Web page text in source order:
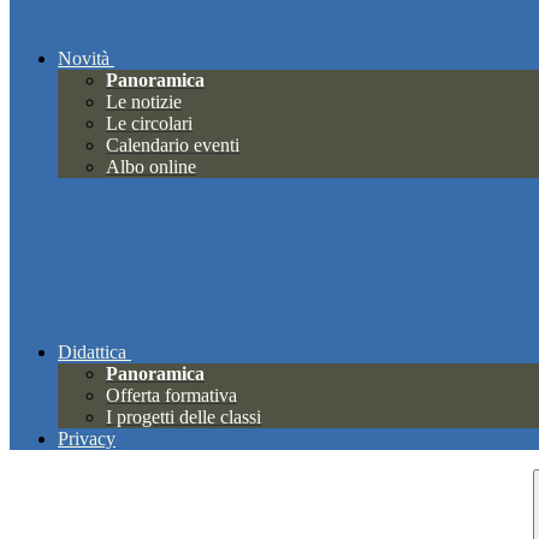
Novità
Panoramica
Le notizie
Le circolari
Calendario eventi
Albo online
Didattica
Panoramica
Offerta formativa
I progetti delle classi
Privacy